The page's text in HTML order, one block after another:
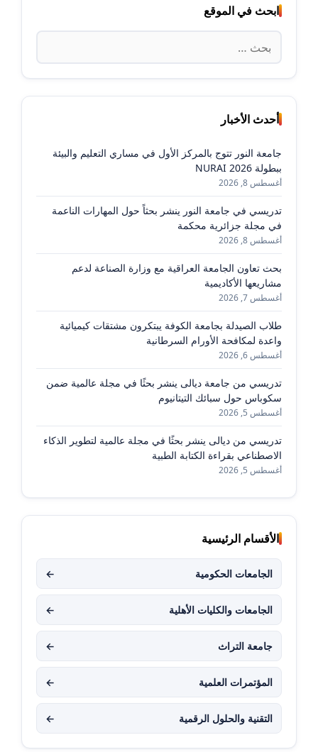
ابحث في الموقع
البحث
عن:
أحدث الأخبار
جامعة النور تتوج بالمركز الأول في مساري التعليم والبيئة
ببطولة NURAI 2026
أغسطس 8, 2026
تدريسي في جامعة النور ينشر بحثاً حول المهارات الناعمة
في مجلة جزائرية محكمة
أغسطس 8, 2026
بحث تعاون الجامعة العراقية مع وزارة الصناعة لدعم
مشاريعها الأكاديمية
أغسطس 7, 2026
طلاب الصيدلة بجامعة الكوفة يبتكرون مشتقات كيميائية
واعدة لمكافحة الأورام السرطانية
أغسطس 6, 2026
تدريسي من جامعة ديالى ينشر بحثًا في مجلة عالمية ضمن
سكوباس حول سبائك التيتانيوم
أغسطس 5, 2026
تدريسي من ديالى ينشر بحثًا في مجلة عالمية لتطوير الذكاء
الاصطناعي بقراءة الكتابة الطبية
أغسطس 5, 2026
الأقسام الرئيسية
الجامعات الحكومية ←
الجامعات والكليات الأهلية ←
جامعة التراث ←
المؤتمرات العلمية ←
التقنية والحلول الرقمية ←